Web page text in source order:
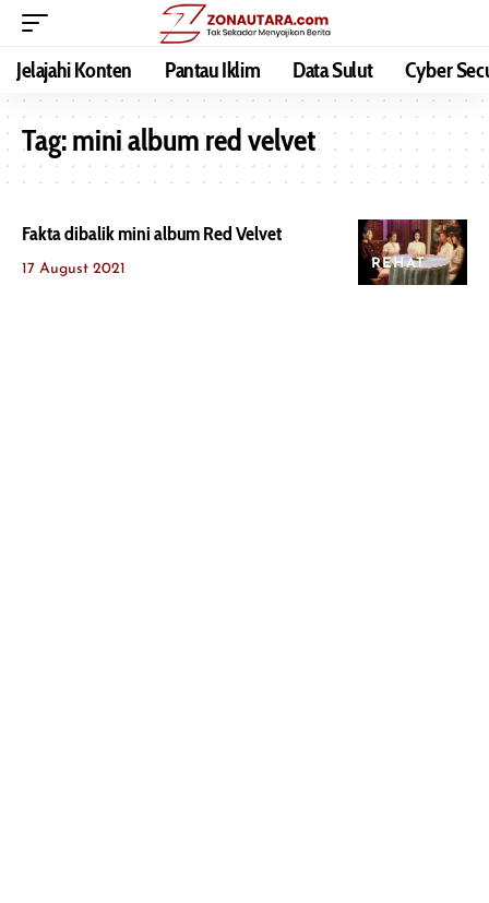
Jelajahi Konten Pantau Iklim Data Sulut Cyber
Tag:mini album red velvet
REHAT
Fakta dibalik mini album Red Velvet
17 August 2021